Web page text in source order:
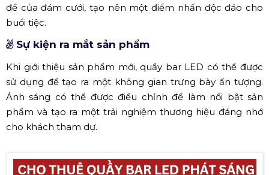
đề của đám cưới, tạo nên một điểm nhấn độc đáo cho
buổi tiệc.
Sự kiện ra mắt sản phẩm
Khi giới thiệu sản phẩm mới, quầy bar LED có thể được
sử dụng để tạo ra một không gian trưng bày ấn tượng.
Ánh sáng có thể được điều chỉnh để làm nổi bật sản
phẩm và tạo ra một trải nghiệm thương hiệu đáng nhớ
cho khách tham dự.